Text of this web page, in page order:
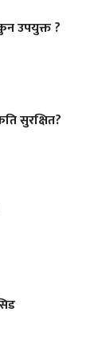
उपयुक्त ?
सुरक्षित?